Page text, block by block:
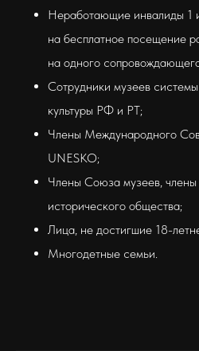
Неработающие инвалиды 1
на бесплатное посещение
на одного
Сотрудники музеев
культуры РФ и РТ;
Члены Международного
UNESKO;
Члены Союза музеев,
исторического общества;
Лица, не достигшие 18-
Многодетные семьи.